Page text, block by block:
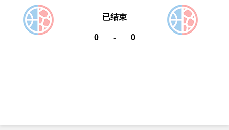
0 - 0
已结束